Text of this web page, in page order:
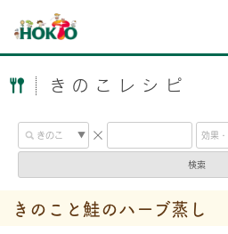
きのこレシピ
検索
きのこと鮭のハーブ蒸し